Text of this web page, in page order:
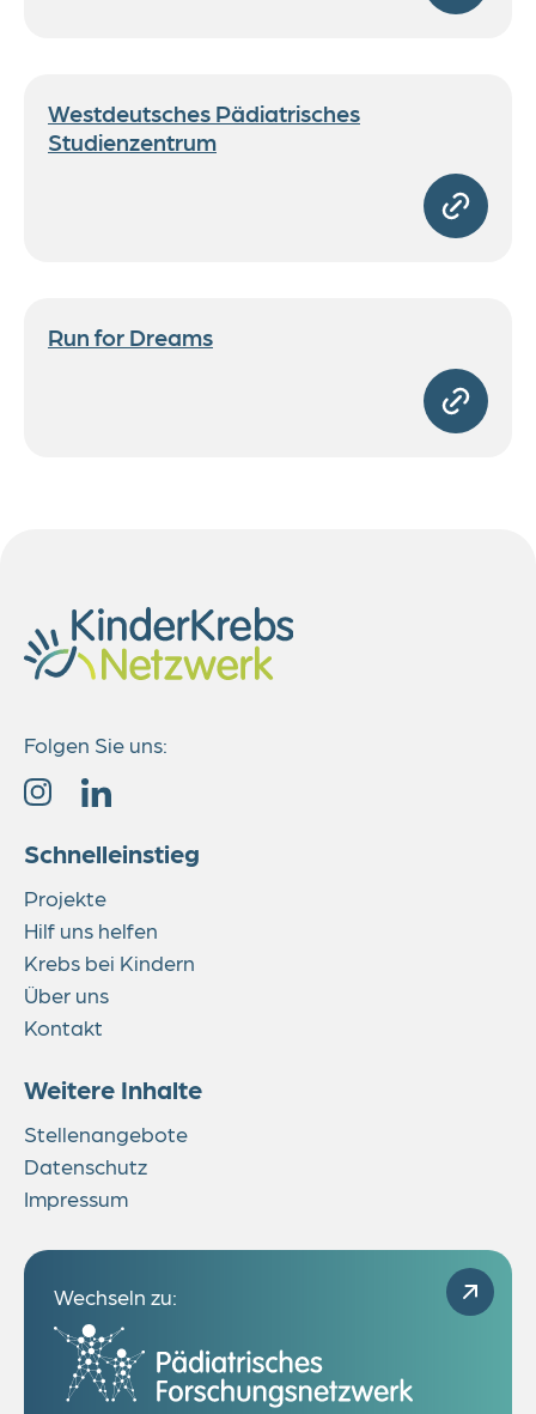
Westdeutsches Pädiatrisches
Studienzentrum
Run for Dreams
Folgen Sie uns:
Schnelleinstieg
Projekte
Hilf uns helfen
Krebs bei Kindern
Über uns
Kontakt
Weitere Inhalte
Stellenangebote
Datenschutz
Impressum
Wechseln zu: